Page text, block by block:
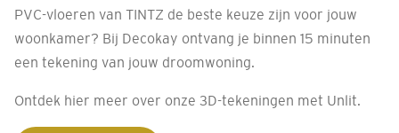
PVC-vloeren van TINTZ de beste keuze zijn voor jouw
woonkamer? Bij Decokay ontvang je binnen 15 minuten
een tekening van jouw droomwoning.
Ontdek hier meer over onze 3D-tekeningen met Unlit.